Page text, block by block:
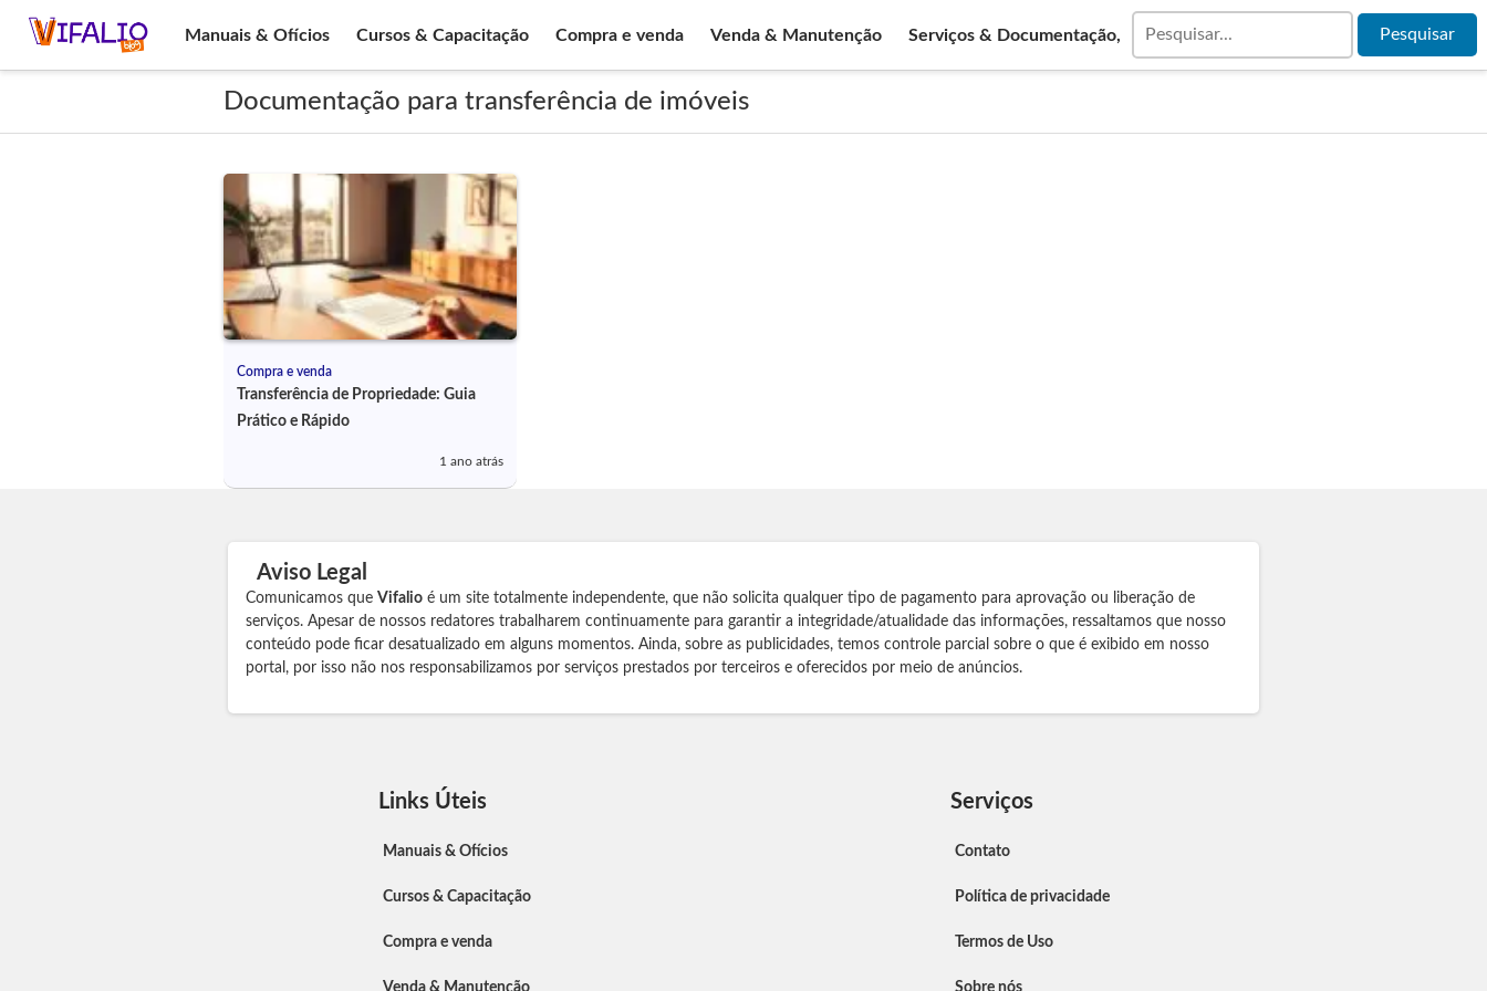
Manuais & Ofícios Cursos & Capacitação Compra e venda Venda & Manutenção Serviços & Documentação,
Documentação para transferência de imóveis
Compra e venda
Transferência de Propriedade: Guia
Prático e Rápido
1 ano atrás
Aviso Legal
Comunicamos que Vifalio é um site totalmente independente, que não solicita qualquer tipo de pagamento para aprovação ou liberação de
serviços. Apesar de nossos redatores trabalharem continuamente para garantir a integridade/atualidade das informações, ressaltamos que nosso
conteúdo pode ficar desatualizado em alguns momentos. Ainda, sobre as publicidades, temos controle parcial sobre o que é exibido em nosso
portal, por isso não nos responsabilizamos por serviços prestados por terceiros e oferecidos por meio de anúncios.
Links Úteis
Manuais & Ofícios
Cursos & Capacitação
Compra e venda
Venda & Manutenção
Serviços
Contato
Política de privacidade
Termos de Uso
Sobre nós